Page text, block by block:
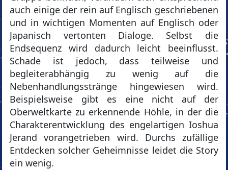
auch einige der rein auf Englisch geschriebenen
und in wichtigen Momenten auf Englisch oder
Japanisch vertonten Dialoge. Selbst die
Endsequenz wird dadurch leicht beeinflusst.
Schade ist jedoch, dass teilweise und
begleiterabhängig zu wenig auf die
Nebenhandlungsstränge hingewiesen wird.
Beispielsweise gibt es eine nicht auf der
Oberweltkarte zu erkennende Höhle, in der die
Charakterentwicklung des engelartigen Ioshua
Jerand vorangetrieben wird. Durchs zufällige
Entdecken solcher Geheimnisse leidet die Story
ein wenig.